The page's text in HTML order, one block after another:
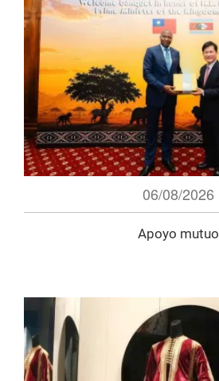
06/08/2026
Apoyo mutuo